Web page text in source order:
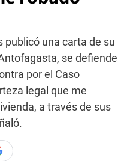
publicó una carta de su
se defiende
por el Caso
legal que me
a través de sus